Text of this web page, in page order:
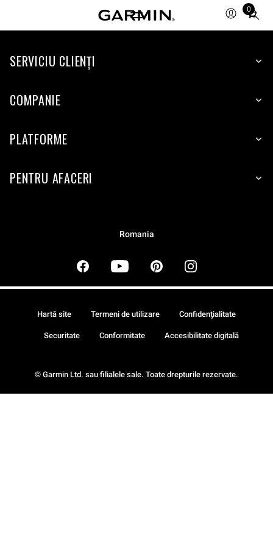
0
Total
items
cart:
SERVICIU CLIENŢI
COMPANIE
PLATFORME
PENTRU AFACERI
Romania
© Garmin Ltd. sau filialele sale. Toate drepturile rezervate.
Hartă site Termeni de utilizare Confidenţialitate
Securitate Conformitate Accesibilitate digitală